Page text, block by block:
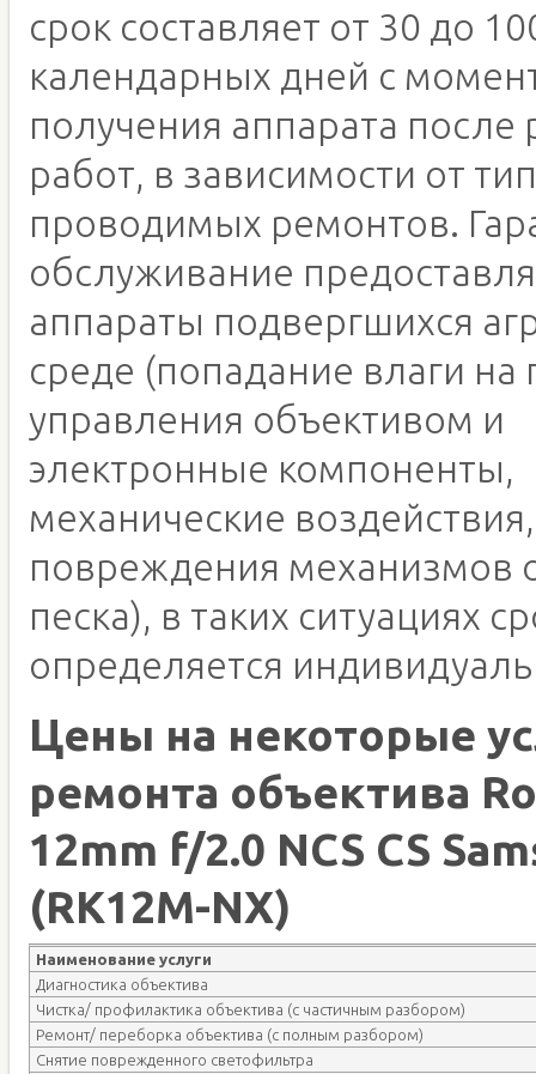
срок составляет от 30 до
календарных дней с
получения аппарата
работ, в зависимости от
проводимых ремонтов.
обслуживание
аппараты подвергшихся
среде (попадание влаги на
управления объективом и
электронные компоненты,
механические воздействия,
повреждения механизмов
песка), в таких ситуациях
определяется
Цены на некоторые
ремонта объектива
12mm f/2.0 NCS CS
(RK12M-NX)
Наименование услуги
Диагностика объектива
Чистка/ профилактика объектива (с частичным разбором)
Ремонт/ переборка объектива (с полным разбором)
Снятие поврежденного светофильтра